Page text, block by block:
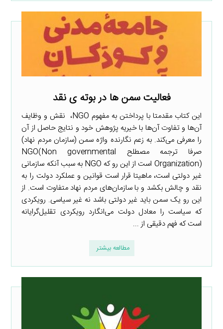
فعالیت سمن ها در بوته ی نقد
این کتاب مقدمتا با پرداختن به مفهوم NGO، نقش و وظایف
آن‌ها و تفاوت آن‌ها با خیریه پژوهش خود و نتایج حاصل از آن
را معرفی می‌کند. به زعم نگارنده واژه سمن (سازمان مردم نهاد)
صرفا ترجمه مصطلح NGO(Non governmental
Organization) است از این رو که NGO به سبب آنکه سازمانی
غیر دولتی است، ماهیتا قرار است قوانین و عملکرد دولت را به
نقد و چالش بکشد و با سازمان‌های مردم نهاد متفاوت است. از
این رو یک سمن باید غیر دولتی باشد نه غیر سیاسی. رویکردی
که سیاست را معادل دولت می‌انگارد رویکردی تقلیل‌گرایانه
است که فهم دقیقی از ...
مطالعه بیشتر